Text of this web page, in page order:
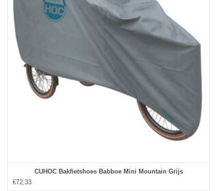
CUHOC Bakfietshoes Babboe Mini Mountain Grijs
€72,33